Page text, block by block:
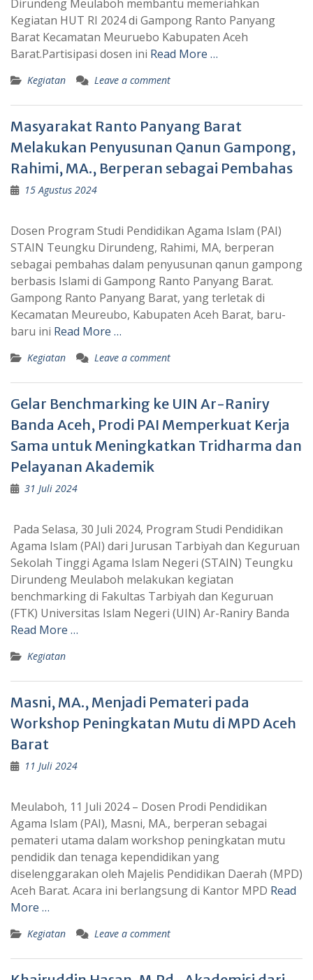
Dirundeng Meulaboh membantu memeriahkan
Kegiatan HUT RI 2024 di Gampong Ranto Panyang
Barat Kecamatan Meuruebo Kabupaten Aceh
Barat.Partisipasi dosen ini Read More …
Kegiatan Leave a comment
Masyarakat Ranto Panyang Barat
Melakukan Penyusunan Qanun Gampong,
Rahimi, MA., Berperan sebagai Pembahas
15 Agustus 2024
Dosen Program Studi Pendidikan Agama Islam (PAI)
STAIN Teungku Dirundeng, Rahimi, MA, berperan
sebagai pembahas dalam penyusunan qanun gampong
berbasis Islami di Gampong Ranto Panyang Barat.
Gampong Ranto Panyang Barat, yang terletak di
Kecamatan Meureubo, Kabupaten Aceh Barat, baru-
baru ini Read More …
Kegiatan Leave a comment
Gelar Benchmarking ke UIN Ar-Raniry
Banda Aceh, Prodi PAI Memperkuat Kerja
Sama untuk Meningkatkan Tridharma dan
Pelayanan Akademik
31 Juli 2024
Pada Selasa, 30 Juli 2024, Program Studi Pendidikan
Agama Islam (PAI) dari Jurusan Tarbiyah dan Keguruan
Sekolah Tinggi Agama Islam Negeri (STAIN) Teungku
Dirundeng Meulaboh melakukan kegiatan
benchmarking di Fakultas Tarbiyah dan Keguruan
(FTK) Universitas Islam Negeri (UIN) Ar-Raniry Banda
Read More …
Kegiatan
Masni, MA., Menjadi Pemateri pada
Workshop Peningkatan Mutu di MPD Aceh
Barat
11 Juli 2024
Meulaboh, 11 Juli 2024 – Dosen Prodi Pendidikan
Agama Islam (PAI), Masni, MA., berperan sebagai
pemateri utama dalam workshop peningkatan mutu
pendidik dan tenaga kependidikan yang
diselenggarakan oleh Majelis Pendidikan Daerah (MPD)
Aceh Barat. Acara ini berlangsung di Kantor MPD Read
More …
Kegiatan Leave a comment